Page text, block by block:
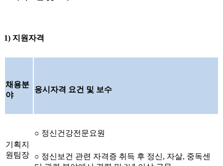
1) 지원자격
채용분
야
응시자격 요건 및 보수
기획지
원팀장
○ 정신건강전문요원
○ 정신보건 관련 자격증 취득 후 정신, 자살, 중독센